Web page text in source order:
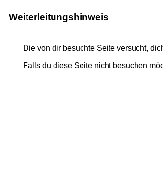
Weiterleitungshinweis
Die von dir besuchte Seite versucht,
Falls du diese Seite nicht besuchen